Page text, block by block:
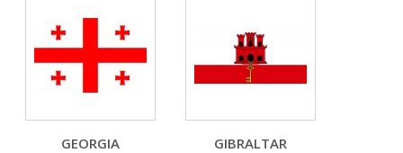
GEORGIA GIBRALTAR